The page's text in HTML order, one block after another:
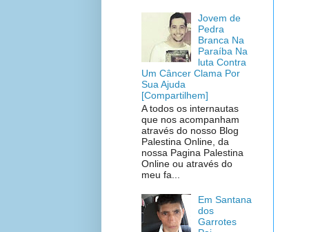
Jovem de
Pedra
Branca Na
Paraíba Na
luta Contra
Um Câncer Clama Por
Sua Ajuda
[Compartilhem]
A todos os internautas
que nos acompanham
através do nosso Blog
Palestina Online, da
nossa Pagina Palestina
Online ou através do
meu fa...
Em Santana
dos
Garrotes